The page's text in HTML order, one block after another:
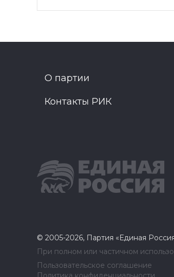
О партии
Контакты РИК
© 2005-2026, Партия «Единая
При полном или частичном
Пользовательское соглашение